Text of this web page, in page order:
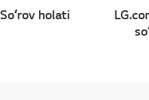
Soʻrov holati